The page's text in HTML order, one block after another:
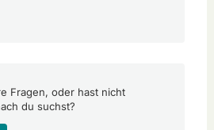
Fragen, oder hast nicht
du suchst?